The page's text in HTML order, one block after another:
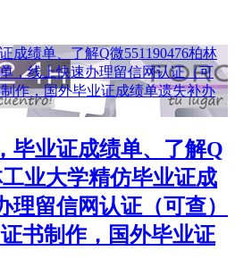
毕业证成绩单、了解Q
工业大学精仿毕业证成
理留信网认证（可查）
书制作，国外毕业证